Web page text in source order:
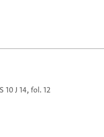
10 J 14, fol. 12